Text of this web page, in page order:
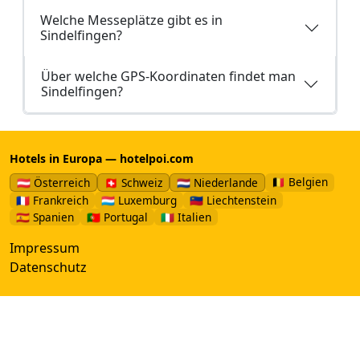
Welche Messeplätze gibt es in
Sindelfingen?
Über welche GPS-Koordinaten findet man
Sindelfingen?
Hotels in Europa — hotelpoi.com
🇦🇹 Österreich
🇨🇭 Schweiz 🇳🇱 Niederlande
🇧🇪 Belgien
🇫🇷 Frankreich
🇱🇺 Luxemburg
🇱🇮 Liechtenstein
🇪🇸 Spanien
🇵🇹 Portugal 🇮🇹 Italien
Impressum
Datenschutz